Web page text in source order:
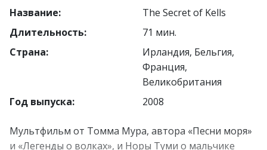
Название:
The Secret of Kells
Длительность:
71 мин.
Страна:
Ирландия, Бельгия,
Франция,
Великобритания
Год выпуска:
2008
Мультфильм от Томма Мура, автора «Песни моря»
и «Легенды о волках», и Норы Туми о мальчике